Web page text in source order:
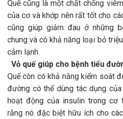
Quế cũng là một chất chống
của cơ và khớp nên rất tốt cho
cũng giúp giảm đau ở những
chung và có khả năng loại bỏ
cảm lạnh.
Vỏ quế giúp cho bệnh tiểu
Quế còn có khả năng kiểm soát
đường có thể dùng tác dụng
hoạt động của insulin trong cơ
rằng nó đặc biệt hữu ích cho